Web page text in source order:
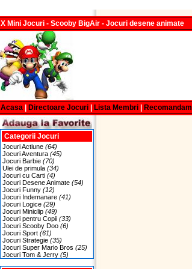
X Mini Jocuri - Scooby BigAir - Jocuri desene animate
Acasa Directoare Jocuri Lista Membri Recomandam
Categorii Jocuri
Jocuri Actiune (64)
Jocuri Aventura (45)
Jocuri Barbie (70)
Ulei de primula (34)
Jocuri cu Carti (4)
Jocuri Desene Animate (54)
Jocuri Funny (12)
Jocuri Indemanare (41)
Jocuri Logice (29)
Jocuri Miniclip (49)
Jocuri pentru Copii (33)
Jocuri Scooby Doo (6)
Jocuri Sport (61)
Jocuri Strategie (35)
Jocuri Super Mario Bros (25)
Jocuri Tom & Jerry (5)